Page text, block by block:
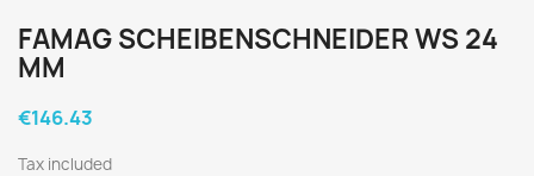
FAMAG SCHEIBENSCHNEIDER WS 24
MM
€146.43
Tax included